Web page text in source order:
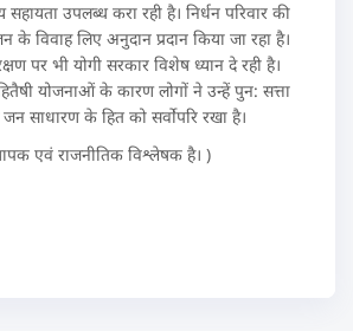
सहायता उपलब्ध करा रही है। निर्धन परिवार की
के विवाह लिए अनुदान प्रदान किया जा रहा है।
पर भी योगी सरकार विशेष ध्यान दे रही है।
योजनाओं के कारण लोगों ने उन्हें पुन: सत्ता
साधारण के हित को सर्वोपरि रखा है।
एवं राजनीतिक विश्लेषक है। )